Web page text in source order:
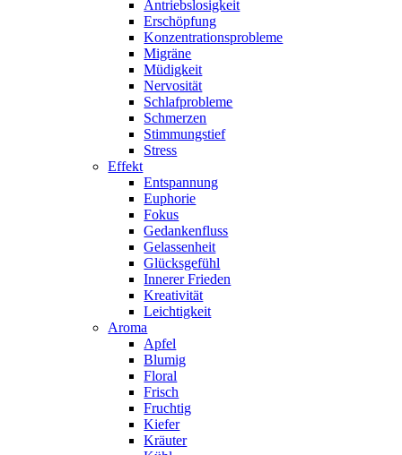
Antriebslosigkeit
Erschöpfung
Konzentrationsprobleme
Migräne
Müdigkeit
Nervosität
Schlafprobleme
Schmerzen
Stimmungstief
Stress
Effekt
Entspannung
Euphorie
Fokus
Gedankenfluss
Gelassenheit
Glücksgefühl
Innerer Frieden
Kreativität
Leichtigkeit
Aroma
Apfel
Blumig
Floral
Frisch
Fruchtig
Kiefer
Kräuter